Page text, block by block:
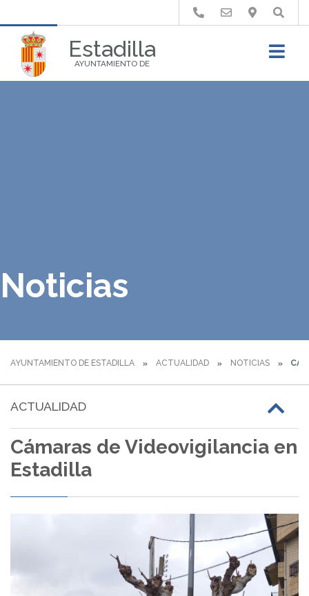
Estadilla
AYUNTAMIENTO DE
Buscar
Noticias
AYUNTAMIENTO DE ESTADILLA ACTUALIDAD NOTICIAS
ACTUALIDAD
Cámaras de Videovigilancia en
Estadilla